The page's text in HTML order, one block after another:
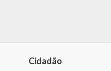
Cidadão